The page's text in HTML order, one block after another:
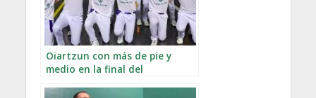
Oiartzun con más de pie y
medio en la final del
Zestoa